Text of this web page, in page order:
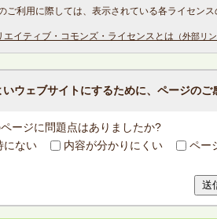
ご利用に際しては、表示されている各ライセン
エイティブ・コモンズ・ライセンスとは （外部リン
いウェブサイトにするために、ページのご
ージに問題点はありましたか?
にない
内容が分かりにくい ペー
送